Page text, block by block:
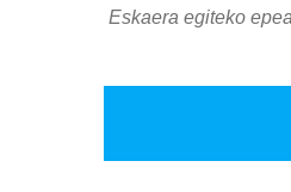
Eskaera egiteko